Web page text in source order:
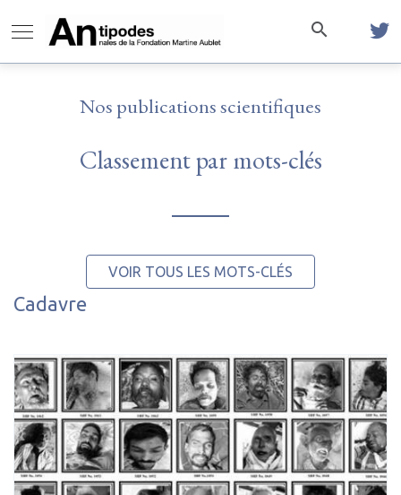
Nos publications scientifiques
Classement par mots-clés
VOIR TOUS LES MOTS-CLÉS
Cadavre